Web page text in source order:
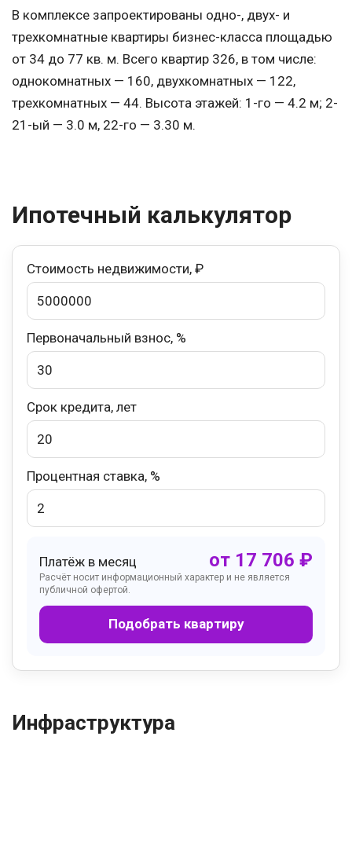
В комплексе запроектированы одно-, двух- и
трехкомнатные квартиры бизнес-класса площадью
от 34 до 77 кв. м. Всего квартир 326, в том числе:
однокомнатных — 160, двухкомнатных — 122,
трехкомнатных — 44. Высота этажей: 1-го — 4.2 м; 2-
21-ый — 3.0 м, 22-го — 3.30 м.
Ипотечный калькулятор
Стоимость недвижимости, ₽
Первоначальный взнос, %
Срок кредита, лет
Процентная ставка, %
Платёж в месяц от 17 706 ₽
Расчёт носит информационный характер и не является
публичной офертой.
Подобрать квартиру
Инфраструктура